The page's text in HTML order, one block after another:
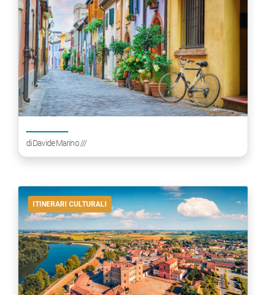
diDavide Marino///
ITINERARI CULTURALI